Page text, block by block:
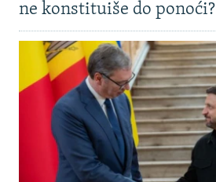
ne konstituiše do ponoći?